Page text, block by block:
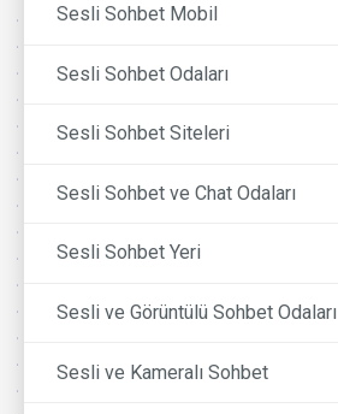
Sesli Sohbet Mobil
Sesli Sohbet Odaları
Sesli Sohbet Siteleri
Sesli Sohbet ve Chat Odaları
Sesli Sohbet Yeri
Sesli ve Görüntülü Sohbet Odaları
Sesli ve Kameralı Sohbet